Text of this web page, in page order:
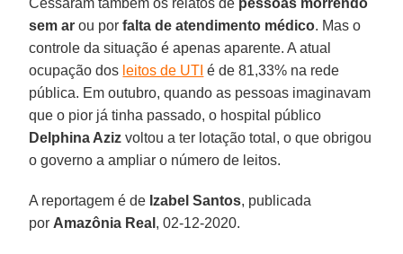
sem ar ou porfalta de atendimento médico. Mas o
controle da situação é apenas aparente. A atual
ocupação dos leitos de UTI é de 81,33% na rede
pública. Em outubro, quando as pessoas imaginavam
que o pior já tinha passado, o hospital público
Delphina Aziz voltou a ter lotação total, o que obrigou
o governo a ampliar o número de leitos.
A reportagem é de Izabel Santos, publicada
por Amazônia Real , 02-12-2020.